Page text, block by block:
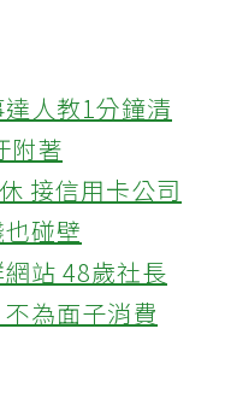
人教1分鐘清
附著
接信用卡公司
碰壁
站 48歲社長
為面子消費